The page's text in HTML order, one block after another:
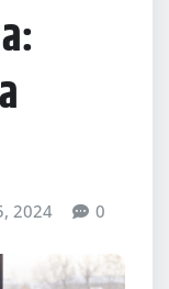
2024 0